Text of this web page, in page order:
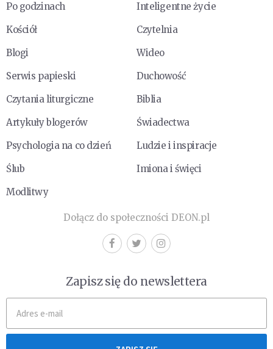
Po godzinach
Inteligentne życie
Kościół
Czytelnia
Blogi
Wideo
Serwis papieski
Duchowość
Czytania liturgiczne
Biblia
Artykuły blogerów
Świadectwa
Psychologia na co dzień
Ludzie i inspiracje
Ślub
Imiona i święci
Modlitwy
Dołącz do społeczności DEON.pl
Zapisz się do newslettera